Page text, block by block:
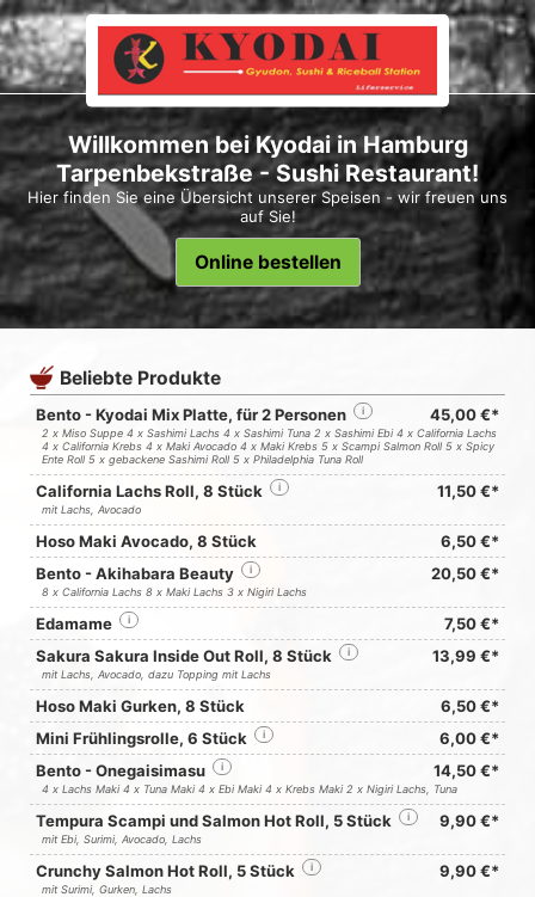
Willkommen bei Kyodai in Hamburg
Tarpenbekstraße - Sushi Restaurant!
Hier finden Sie eine Übersicht unserer Speisen - wir freuen uns
auf Sie!
Online bestellen
Beliebte Produkte
Bento - Kyodai Mix Platte, für 2 Personen i 45,00 €*
2 x Miso Suppe 4 x Sashimi Lachs 4 x Sashimi Tuna 2 x Sashimi Ebi 4 x California Lachs
4 x California Krebs 4 x Maki Avocado 4 x Maki Krebs 5 x Scampi Salmon Roll 5 x Spicy
Ente Roll 5 x gebackene Sashimi Roll 5 x Philadelphia Tuna Roll
California Lachs Roll, 8 Stück i 11,50 €*
mit Lachs, Avocado
Hoso Maki Avocado, 8 Stück
6,50 €*
Bento - Akihabara Beauty
i 20,50 €*
8 x California Lachs 8 x Maki Lachs 3 x Nigiri Lachs
Edamame i
7,50 €*
Sakura Sakura Inside Out Roll, 8 Stück
i 13,99 €*
mit Lachs, Avocado, dazu Topping mit Lachs
Hoso Maki Gurken, 8 Stück
6,50 €*
Mini Frühlingsrolle, 6 Stück
i
6,00 €*
Bento - Onegaisimasu
i 14,50 €*
4 x Lachs Maki 4 x Tuna Maki 4 x Ebi Maki 4 x Krebs Maki 2 x Nigiri Lachs, Tuna
Tempura Scampi und Salmon Hot Roll, 5 Stück i 9,90 €*
mit Ebi, Surimi, Avocado, Lachs
Crunchy Salmon Hot Roll, 5 Stück i 9,90 €*
mit Surimi, Gurken, Lachs